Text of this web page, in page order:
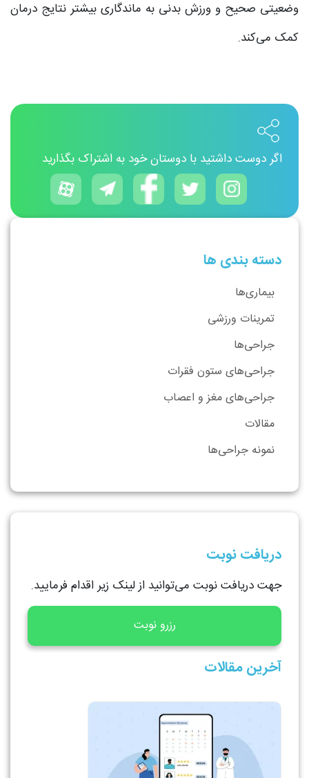
وضعیتی صحیح و ورزش بدنی به ماندگاری بیشتر نتایج درمان
کمک می‌کند.
اگر دوست داشتید با دوستان خود به اشتراک بگذارید
دسته بندی ها
بیماری‌ها
تمرینات ورزشی
جراحی‌ها
جراحی‌های ستون فقرات
جراحی‌های مغز و اعصاب
مقالات
نمونه جراحی‌ها
دریافت نوبت
جهت دریافت نوبت می‌توانید از لینک زیر اقدام فرمایید.
رزرو نوبت
آخرین مقالات